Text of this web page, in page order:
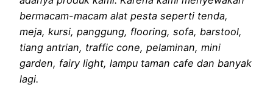
bermacam-macam alat pesta seperti tenda,
meja, kursi, panggung, flooring, sofa, barstool,
tiang antrian, traffic cone, pelaminan, mini
garden, fairy light, lampu taman cafe dan banyak
lagi.